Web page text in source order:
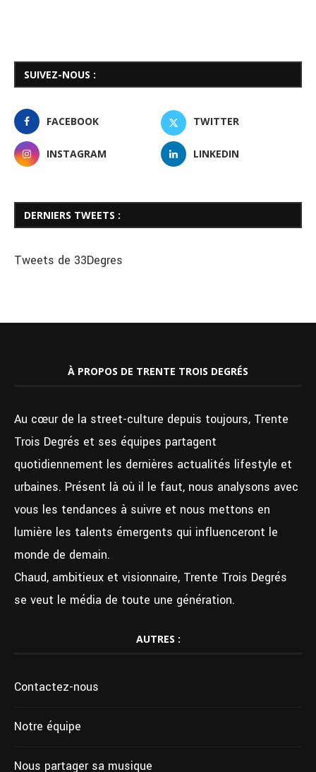
SUIVEZ-NOUS :
FACEBOOK TWITTER
INSTAGRAM LINKEDIN
DERNIERS TWEETS :
Tweets de 33Degres
À PROPOS DE TRENTE TROIS DEGRÉS
Au cœur de la street-culture depuis toujours, Trente
Trois Degrés et ses équipes partagent
quotidiennement les dernières actualités lifestyle et
urbaines. Présent là où il le faut, nous analysons avec
vous les tendances à suivre et nous mettons en
lumière les talents émergents qui influenceront le
monde de demain.
Chaud, ambitieux et visionnaire, Trente Trois Degrés
se veut le média de toute une génération.
AUTRES :
Contactez-nous
Notre équipe
Nous partager sa musique